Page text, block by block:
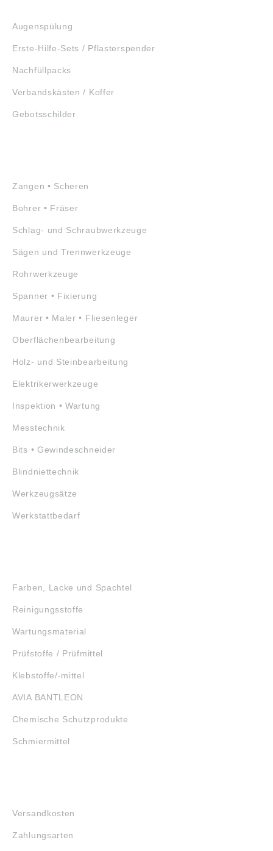
Augenspülung
Erste-Hilfe-Sets / Pflasterspender
Nachfüllpacks
Verbandskästen / Koffer
Gebotsschilder
Zangen • Scheren
Bohrer • Fräser
Schlag- und Schraubwerkzeuge
Sägen und Trennwerkzeuge
Rohrwerkzeuge
Spanner • Fixierung
Maurer • Maler • Fliesenleger
Oberflächenbearbeitung
Holz- und Steinbearbeitung
Elektrikerwerkzeuge
Inspektion • Wartung
Messtechnik
Bits • Gewindeschneider
Blindniettechnik
Werkzeugsätze
Werkstattbedarf
Farben, Lacke und Spachtel
Reinigungsstoffe
Wartungsmaterial
Prüfstoffe / Prüfmittel
Klebstoffe/-mittel
AVIA BANTLEON
Chemische Schutzprodukte
Schmiermittel
Versandkosten
Zahlungsarten